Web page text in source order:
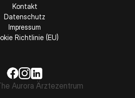
Kontakt
Datenschutz
Impressum
Richtlinie (EU)
Aurora Ärztezentrum